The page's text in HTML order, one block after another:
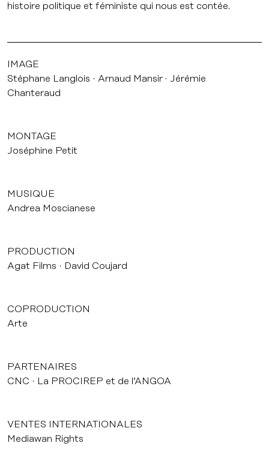
histoire politique et féministe qui nous est contée.
IMAGE
Stéphane Langlois
Arnaud Mansir
Jérémie
Chanteraud
MONTAGE
Joséphine Petit
MUSIQUE
Andrea Moscianese
PRODUCTION
Agat Films
David Coujard
COPRODUCTION
Arte
PARTENAIRES
CNC
La PROCIREP et de l’ANGOA
VENTES INTERNATIONALES
Mediawan Rights